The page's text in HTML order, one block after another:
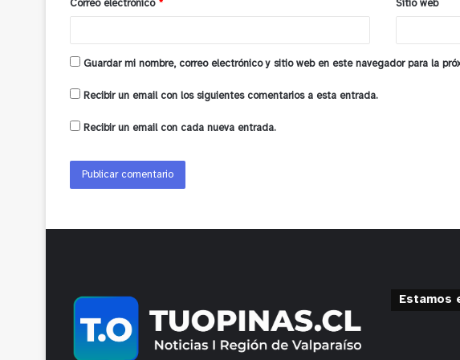
*
Correo electrónico * Sitio web
Guardar mi nombre, correo electrónico y sitio web en este navegador para la
Recibir un email con los siguientes comentarios a esta entrada.
Recibir un email con cada nueva entrada.
Estamos